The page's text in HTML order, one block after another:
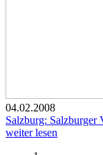
04.02.2008
Salzburg: Salzburger
weiter lesen